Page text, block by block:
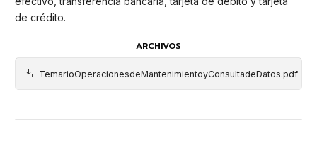
de crédito.
ARCHIVOS
TemarioOperacionesdeMantenimientoyConsultadeDatos.pdf